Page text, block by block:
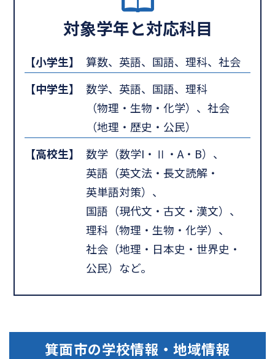
対象学年と対応科目
【小学生】
算数、英語、国語、理科、社会
【中学生】
数学、英語、国語、理科
（物理・生物・化学）、社会
（地理・歴史・公民）
【高校生】
数学（数学I・Ⅱ・A・B）、
英語（英文法・長文読解・
英単語対策）、
国語（現代文・古文・漢文）、
理科（物理・生物・化学）、
社会（地理・日本史・世界史・
公民）など。
箕面市の学校情報・地域情報